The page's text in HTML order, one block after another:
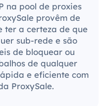
na pool de proxies
provêm de
ter a certeza de que
sub-rede e são
de bloquear ou
de qualquer
e eficiente com
ProxySale.